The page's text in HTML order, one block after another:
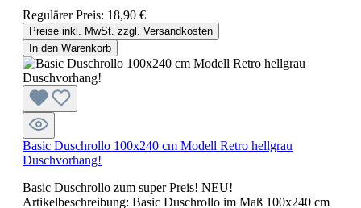
Regulärer Preis: 18,90 €
Preise inkl. MwSt. zzgl. Versandkosten
In den Warenkorb
Basic Duschrollo 100x240 cm Modell Retro hellgrau
Duschvorhang!
Basic Duschrollo zum super Preis! NEU!
Artikelbeschreibung: Basic Duschrollo im Maß 100x240 cm